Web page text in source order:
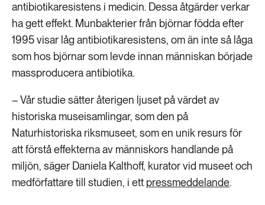
antibiotikaresistens i medicin. Dessa åtgärder verkar
ha gett effekt. Munbakterier från björnar födda efter
1995 visar låg antibiotikaresistens, om än inte så låga
som hos björnar som levde innan människan började
massproducera antibiotika.
– Vår studie sätter återigen ljuset på värdet av
historiska museisamlingar, som den på
Naturhistoriska riksmuseet, som en unik resurs för
att förstå effekterna av människors handlande på
miljön, säger Daniela Kalthoff, kurator vid museet och
medförfattare till studien, i ett pressmeddelande.